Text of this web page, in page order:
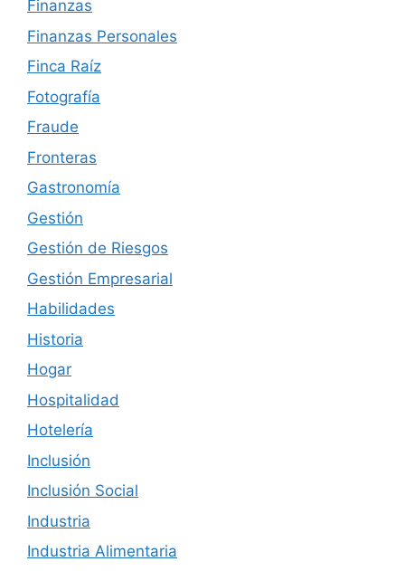
Finanzas
Finanzas Personales
Finca Raíz
Fotografía
Fraude
Fronteras
Gastronomía
Gestión
Gestión de Riesgos
Gestión Empresarial
Habilidades
Historia
Hogar
Hospitalidad
Hotelería
Inclusión
Inclusión Social
Industria
Industria Alimentaria